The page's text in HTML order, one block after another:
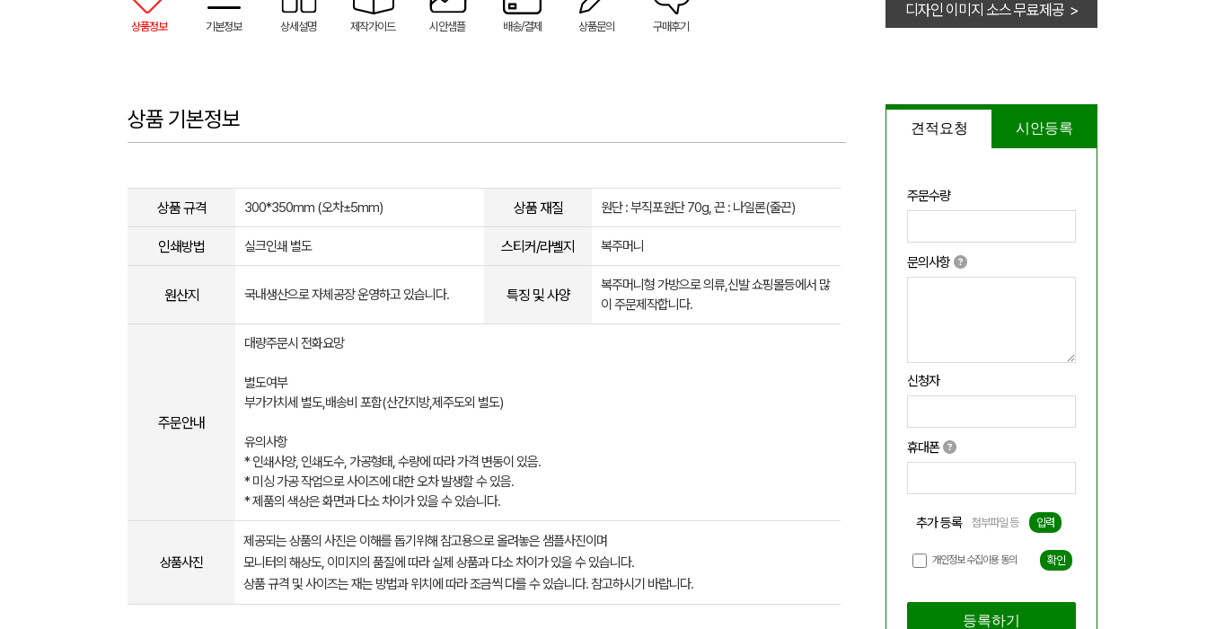
상품정보 기본정보 상세설명 제작가이드 시안샘플 배송/결제 상품문의 구매후기
디자인 이미지 소스 무료제공 >
견적요청 시안등록
주문수량
문의사항
신청자
휴대폰
추가 등록 첨부파일 등 입력
개인정보 수집이용 동의 확인
등록하기
상품 기본정보
상품 규격 300*350mm (오차±5mm​)​ 상품 재질 원단 : 부직포원단 70g, 끈 : 나일론(줄끈)
인쇄방법 실크인쇄 별도 스티커/라벨지 복주머니
원산지 국내생산으로 자체공장 운영하고 있습니다. 특징 및 사양
복주머니형 가방으로 의류,신발 쇼핑몰등에서 많
이 주문제작합니다.
주문안내
대량주문시 전화요망
별도여부
부가가치세 별도,배송비 포함(산간지방,제주도외 별도)​​​​​
유의사항
* 인쇄사양, 인쇄도수, 가공형태, 수량에 따라 가격 변동이 있음.
* ​미싱 가공 작업으로 사이즈에 대한 오차 발생할 수 있음.​
* ​제품의 색상은 화면과 다소 차이가 있을 수 있습니다.
상품사진
제공되는 상품의 사진은 이해를 돕기위해 참고용으로 올려놓은 샘플사진이며
모니터의 해상도, 이미지의 품질에 따라 실제 상품과 다소 차이가 있을 수 있습니다.
상품 규격 및 사이즈는 재는 방법과 위치에 따라 조금씩 다를 수 있습니다. 참고하시기 바랍니다.